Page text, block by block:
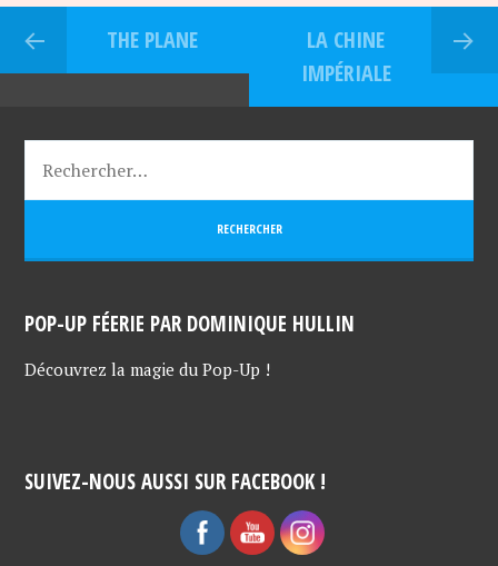
THE PLANE
LA CHINE
IMPÉRIALE
POP-UP FÉERIE PAR DOMINIQUE HULLIN
Découvrez la magie du Pop-Up !
SUIVEZ-NOUS AUSSI SUR FACEBOOK !